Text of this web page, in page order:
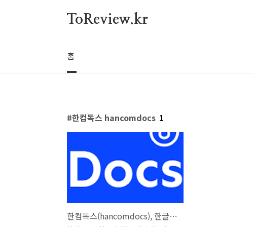
ToReview.kr
홈
한컴독스 hancomdocs 1
한컴독스(hancomdocs), 한글과컴퓨터, 한컴오피스 뷰어